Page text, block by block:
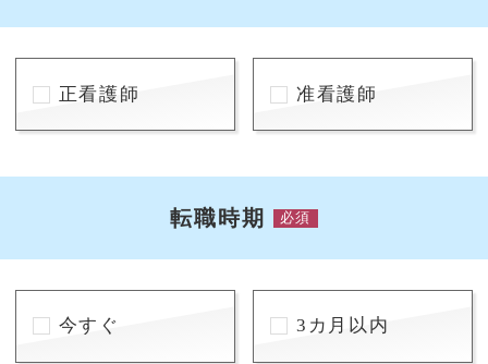
正看護師 准看護師
転職時期 必須
今すぐ 3カ月以内